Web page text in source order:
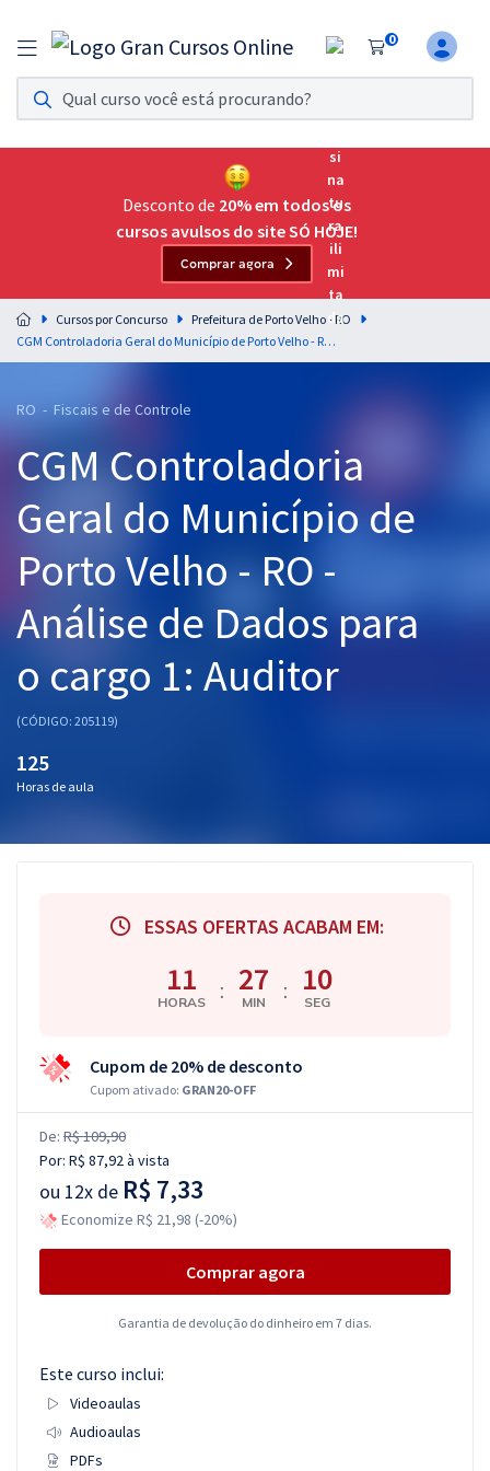
0
Assinatura Ilimitada 11
Acesso a todos os cursos. Teste grátis por 7 dias!
Assinatura OAB Até Passar
Acesso ilimitado a toda preparação para o Exame da
Residências Multiprofissionais
Preparação completa e intensiva para as principais
residências em saúde do Brasil
Cursos 20% OFF
Pós
Graduação
OAB
Questões grátis
Conteúdo gratuito
Aprovados
Desconto de 20% em todos os
cursos avulsos do site SÓ HOJE!
Comprar agora
Cursos por Concurso
Prefeitura de Porto Velho - RO
CGM Controladoria Geral do Município de Porto Velho - RO - Análise de Dados para o cargo 1: Auditor
RO - Fiscais e de Controle
CGM Controladoria
Geral do Município de
Porto Velho - RO -
Análise de Dados para
o cargo 1: Auditor
(CÓDIGO: 205119)
125
Horas de aula
ESSAS OFERTAS ACABAM EM:
11
HORAS : 27
MIN : 10
SEG
Cupom de 20% de desconto
Cupom ativado: GRAN20-OFF
De: R$ 109,90
Por: R$ 87,92à vista
ou 12x de R$ 7,33
Economize R$ 21,98 (-20%)
Comprar agora
Garantia de devolução do dinheiro em 7 dias.
Este curso inclui:
Videoaulas
Audioaulas
PDFs